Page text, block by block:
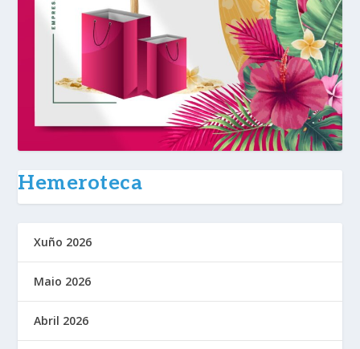
Hemeroteca
Xuño 2026
Maio 2026
Abril 2026